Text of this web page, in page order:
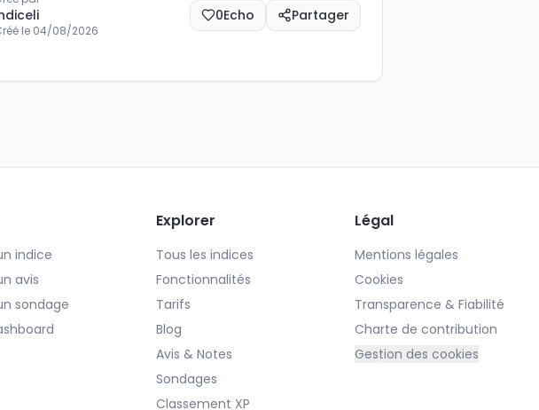
le 04/08/2026
0Echo Partager
indice
avis
sondage
Explorer
Tous les indices
Fonctionnalités
Tarifs
Blog
Avis & Notes
Sondages
Classement XP
Légal
Mentions légales
Cookies
Transparence & Fiabilité
Charte de contribution
Gestion des cookies